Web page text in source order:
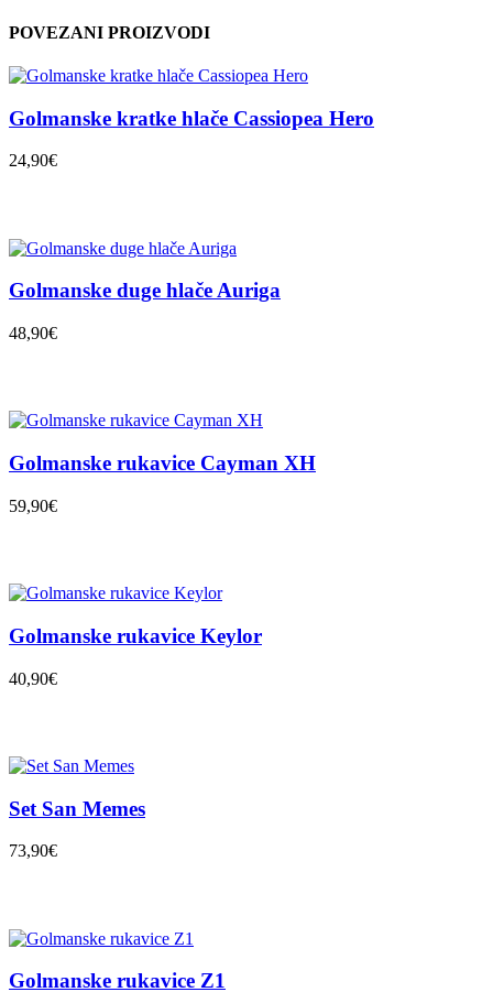
POVEZANI PROIZVODI
Golmanske kratke hlače Cassiopea Hero
24,90€
Golmanske duge hlače Auriga
48,90€
Golmanske rukavice Cayman XH
59,90€
Golmanske rukavice Keylor
40,90€
Set San Memes
73,90€
Golmanske rukavice Z1